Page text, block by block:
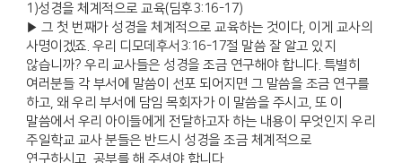
1)성경을 체계적으로 교육(딤후3:16-17)
▶ 그 첫 번째가 성경을 체계적으로 교육하는 것이다, 이게 교사의
사명이겠죠. 우리 디모데후서3:16-17절 말씀 잘 알고 있지
않습니까? 우리 교사들은 성경을 조금 연구해야 합니다. 특별히
여러분들 각 부서에 말씀이 선포 되어지면 그 말씀을 조금 연구를
하고, 왜 우리 부서에 담임 목회자가 이 말씀을 주시고, 또 이
말씀에서 우리 아이들에게 전달하고자 하는 내용이 무엇인지 우리
주일학교 교사 분들은 반드시 성경을 조금 체계적으로
연구하시고, 공부를 해 주셔야 합니다.